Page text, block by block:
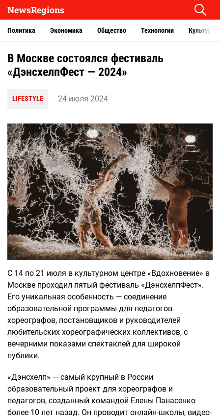
NewsRegions
Политика Экономика Общество Технологии Культура
В Москве состоялся фестиваль
«ДэнсхелпФест — 2024»
LIFESTYLE 24 июля 2024
С 14 по 21 июля в культурном центре «Вдохновение» в
Москве проходил пятый фестиваль «ДэнсхелпФест».
Его уникальная особенность — соединение
образовательной программы для педагогов-
хореографов, постановщиков и руководителей
любительских хореографических коллективов, с
вечерними показами спектаклей для широкой
публики.
«Дэнсхелп» — самый крупный в России
образовательный проект для хореографов и
педагогов, созданный командой Елены Панасенко
более 10 лет назад. Он проводит онлайн-школы, видео-